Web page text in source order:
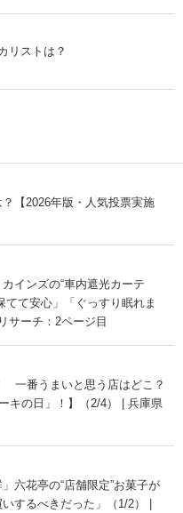
リストは？
【2026年版・人気投票実施
インズの“車内遮光カーテ
て安心」「ぐっすり眠れま
サーチ：2ページ目
一番うまいと思う店はどこ？
キの日」！】（2/4） | 兵庫県
六花亭の“店舗限定”お菓子が
するべきだった」（1/2） |